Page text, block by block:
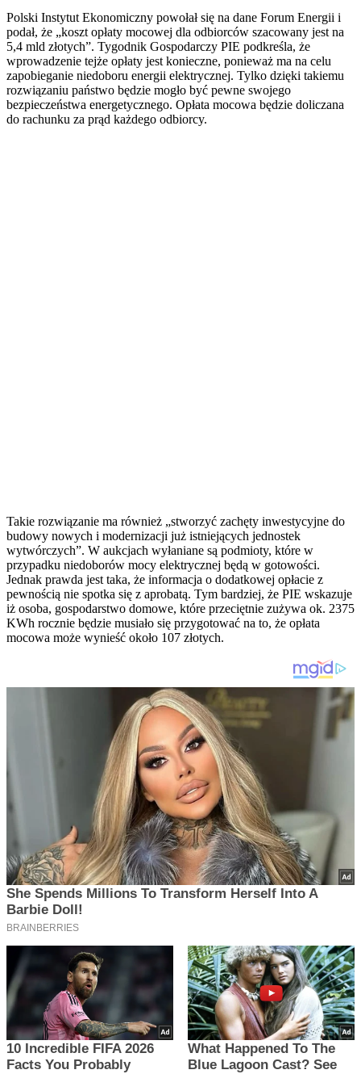
Polski Instytut Ekonomiczny powołał się na dane Forum Energii i
podał, że „koszt opłaty mocowej dla odbiorców szacowany jest na
5,4 mld złotych”. Tygodnik Gospodarczy PIE podkreśla, że
wprowadzenie tejże opłaty jest konieczne, ponieważ ma na celu
zapobieganie niedoboru energii elektrycznej. Tylko dzięki takiemu
rozwiązaniu państwo będzie mogło być pewne swojego
bezpieczeństwa energetycznego. Opłata mocowa będzie doliczana
do rachunku za prąd każdego odbiorcy.
Takie rozwiązanie ma również „stworzyć zachęty inwestycyjne do
budowy nowych i modernizacji już istniejących jednostek
wytwórczych”. W aukcjach wyłaniane są podmioty, które w
przypadku niedoborów mocy elektrycznej będą w gotowości.
Jednak prawda jest taka, że informacja o dodatkowej opłacie z
pewnością nie spotka się z aprobatą. Tym bardziej, że PIE wskazuje
iż osoba, gospodarstwo domowe, które przeciętnie zużywa ok. 2375
KWh rocznie będzie musiało się przygotować na to, że opłata
mocowa może wynieść około 107 złotych.